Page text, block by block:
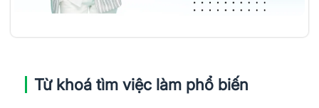
Từ khoá tìm việc làm phổ biến